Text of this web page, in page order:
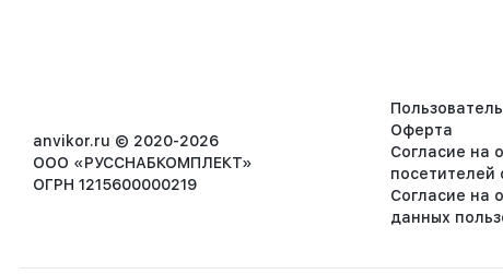
anvikor.ru © 2020-2026
ООО «РУССНАБКОМПЛЕКТ»
ОГРН 1215600000219
Оферта
Согласие на
посетителей
Согласие на
данных